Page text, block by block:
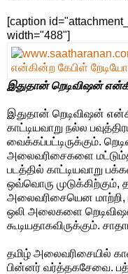
[caption
width="488"]
இதுதான் றெடிவிஷன்
இதுதான் றெடிவிஷன்
காட்டியவாறு நல்ல
வைக்கப்பட்டிருக்கும்.
அலைவரிசைகளை
படத்தில் காட்டியவாறு
ஒவ்வொரு முடுக்கிற்கும்,
அலைவரிசையென மாற்றி,
ஒலி அலைகளை
கூடியதாகவிருக்கும்.
தமிழ் அலைவரிசையில்
பின்னர் வர்த்தகசேவை.